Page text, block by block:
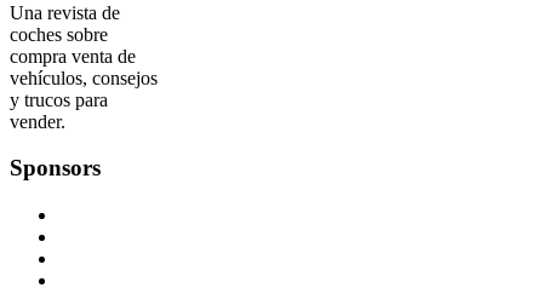
Una revista de
coches sobre
compra venta de
vehículos, consejos
y trucos para
vender.
Sponsors